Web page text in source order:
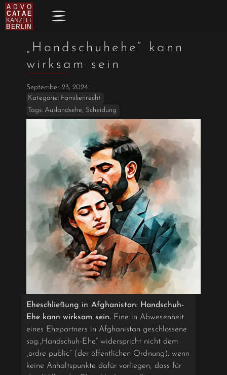
„Handschuhehe“ kann
wirksam sein
September 23, 2024
Kategorie: Familienrecht
Tags: Auslandsehe, Scheidung
Eheschließung in Afghanistan: Handschuh-
Ehe kann wirksam sein. Eine in Abwesenheit
eines Ehepartners in Afghanistan geschlossene
sog.„Handschuh-Ehe“ widerspricht nicht dem
„ordre public“ (der öffentlichen Ordnung), wenn
keine Anhaltspunkte dafür vorliegen, dass für